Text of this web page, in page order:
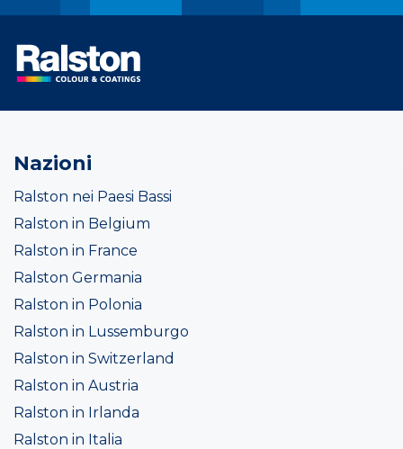
Nazioni
Ralston nei Paesi Bassi
Ralston in Belgium
Ralston in France
Ralston Germania
Ralston in Polonia
Ralston in Lussemburgo
Ralston in Switzerland
Ralston in Austria
Ralston in Irlanda
Ralston in Italia